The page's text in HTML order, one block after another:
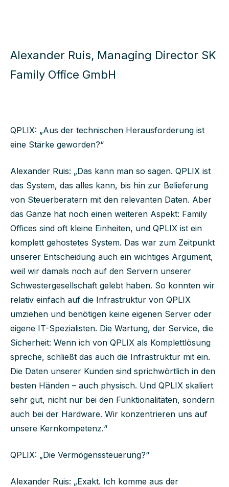
Alexander Ruis, Managing Director SK
Family Office GmbH
QPLIX: „Aus der technischen Herausforderung ist
eine Stärke geworden?“
Alexander Ruis: „Das kann man so sagen. QPLIX ist
das System, das alles kann, bis hin zur Belieferung
von Steuerberatern mit den relevanten Daten. Aber
das Ganze hat noch einen weiteren Aspekt: Family
Offices sind oft kleine Einheiten, und QPLIX ist ein
komplett gehostetes System. Das war zum Zeitpunkt
unserer Entscheidung auch ein wichtiges Argument,
weil wir damals noch auf den Servern unserer
Schwestergesellschaft gelebt haben. So konnten wir
relativ einfach auf die Infrastruktur von QPLIX
umziehen und benötigen keine eigenen Server oder
eigene IT-Spezialisten. Die Wartung, der Service, die
Sicherheit: Wenn ich von QPLIX als Komplettlösung
spreche, schließt das auch die Infrastruktur mit ein.
Die Daten unserer Kunden sind sprichwörtlich in den
besten Händen – auch physisch. Und QPLIX skaliert
sehr gut, nicht nur bei den Funktionalitäten, sondern
auch bei der Hardware. Wir konzentrieren uns auf
unsere Kernkompetenz.“
QPLIX: „Die Vermögenssteuerung?“
Alexander Ruis: „Exakt. Ich komme aus der